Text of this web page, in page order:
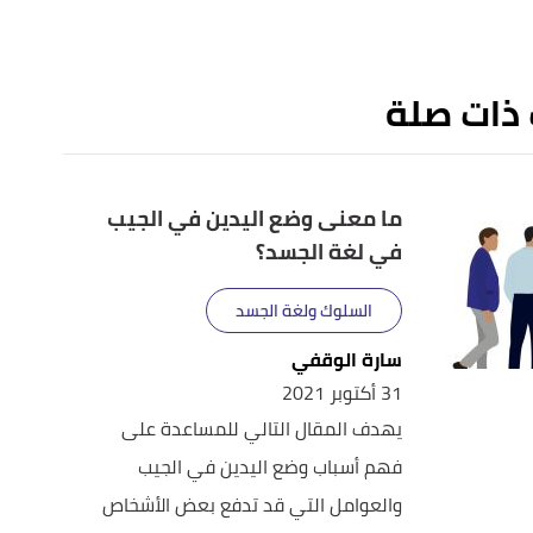
ذات صلة
ما معنى وضع اليدين في الجيب
في لغة الجسد؟
السلوك ولغة الجسد
سارة الوقفي
31 أكتوبر 2021
يهدف المقال التالي للمساعدة على
فهم أسباب وضع اليدين في الجيب
والعوامل التي قد تدفع بعض الأشخاص